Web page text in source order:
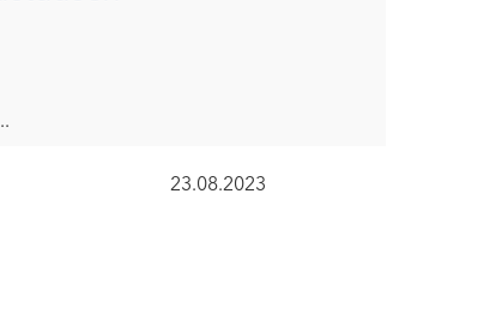
23.08.2023